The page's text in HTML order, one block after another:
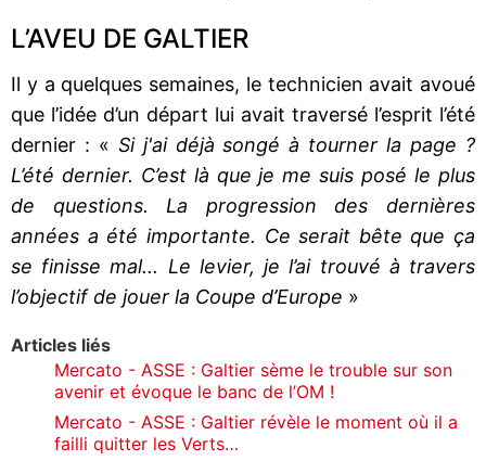
L’AVEU DE GALTIER
Il y a quelques semaines, le technicien avait avoué
que l’idée d’un départ lui avait traversé l’esprit l’été
dernier : « Si j'ai déjà songé à tourner la page ?
L’été dernier. C’est là que je me suis posé le plus
de questions. La progression des dernières
années a été importante. Ce serait bête que ça
se finisse mal... Le levier, je l’ai trouvé à travers
l’objectif de jouer la Coupe d’Europe »
Articles liés
Mercato - ASSE : Galtier sème le trouble sur son
avenir et évoque le banc de l’OM !
Mercato - ASSE : Galtier révèle le moment où il a
failli quitter les Verts…